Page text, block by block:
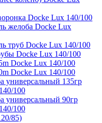
Docke Lux 140/100
желоба Docke Lux
труб Docke Lux 140/100
Docke Lux 140/100
Docke Lux 140/100
Docke Lux 140/100
универсальный 135гр
100
универсальный 90гр
100
85)